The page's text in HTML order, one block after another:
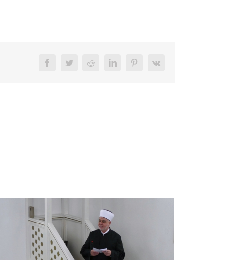
FacebookTwitterRedditLinkedInPinterestVk